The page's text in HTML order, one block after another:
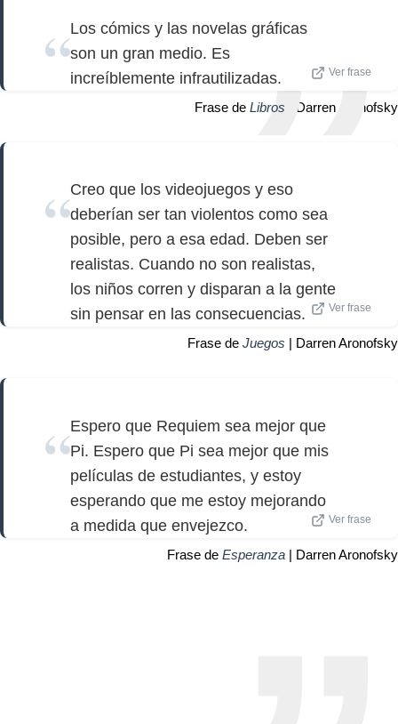
Los cómics y las novelas gráficas
son un gran medio. Es
increíblemente infrautilizadas.
Ver frase
Frase de Libros | Darren Aronofsky
Creo que los videojuegos y eso
deberían ser tan violentos como sea
posible, pero a esa edad. Deben ser
realistas. Cuando no son realistas,
los niños corren y disparan a la gente
sin pensar en las consecuencias.
Ver frase
Frase de Juegos | Darren Aronofsky
Espero que Requiem sea mejor que
Pi. Espero que Pi sea mejor que mis
películas de estudiantes, y estoy
esperando que me estoy mejorando
a medida que envejezco.
Ver frase
Frase de Esperanza | Darren Aronofsky